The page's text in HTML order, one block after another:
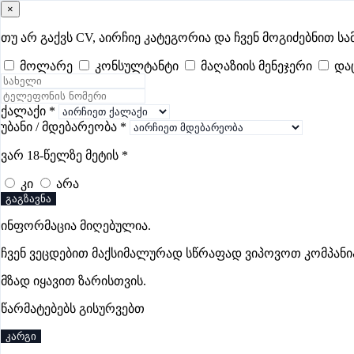
samushao
შესვლა
ყველა - 586 Remote Worldwide - 293 დღევანდელი - 3
ლოჯისტიკის ვაკანსიები მესტიაში
ვაკანსიები არ მოიძებნა „ლოჯისტიკის ვაკანსიები
გოუნეტი
პრემიუმი
×
თუ არ გაქვს CV, აირჩიე კატეგორია და ჩვენ მოგიძებნით
მოლარე კონსულტანტი მაღაზიის მენეჯერი
ქალაქი *
უბანი / მდებარეობა *
ვარ 18-წელზე მეტის *
კი არა
გაგზავნა
ინფორმაცია მიღებულია.
ჩვენ ვეცდებით მაქსიმალურად სწრაფად ვიპოვოთ
მზად იყავით ზარისთვის.
წარმატებებს გისურვებთ
კარგი